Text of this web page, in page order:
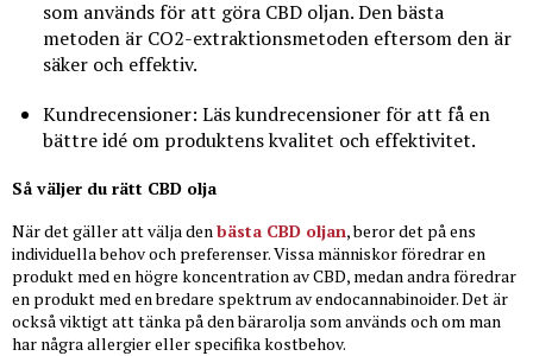
som används för att göra CBD oljan. Den bästa
metoden är CO2-extraktionsmetoden eftersom den är
säker och effektiv.
Kundrecensioner: Läs kundrecensioner för att få en
bättre idé om produktens kvalitet och effektivitet.
Så väljer du rätt CBD olja
När det gäller att välja denbästa CBD oljan, beror det på ens
individuella behov och preferenser. Vissa människor föredrar en
produkt med en högre koncentration av CBD, medan andra föredrar
en produkt med en bredare spektrum av endocannabinoider. Det är
också viktigt att tänka på den bärarolja som används och om man
har några allergier eller specifika kostbehov.